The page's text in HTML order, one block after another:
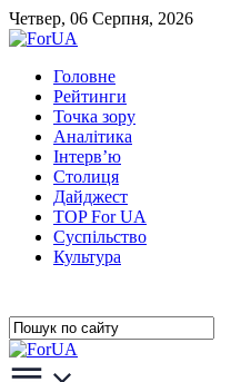
Четвер, 06 Серпня, 2026
Головне
Рейтинги
Точка зору
Аналітика
Інтерв’ю
Столиця
Дайджест
TOP For UA
Суспiльство
Культура